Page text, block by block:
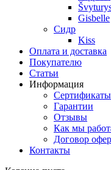
Gisbelle
Сидр
Kiss
Оплата и доставка
Покупателю
Статьи
Информация
Сертификаты
Гарантии
Отзывы
Как мы
Договор
Контакты